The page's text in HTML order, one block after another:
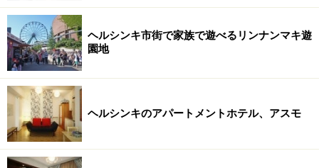
ヘルシンキ市街で家族で遊べるリンナンマキ遊
園地
ヘルシンキのアパートメントホテル、アスモ